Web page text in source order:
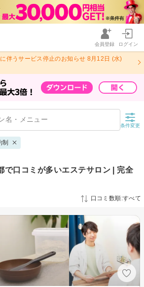
会員登録 ログイン
伴うサービス停止のお知らせ 8月12日 (水)
条件変更
制
で口コミが多いエステサロン | 完全
口コミ数順:すべて